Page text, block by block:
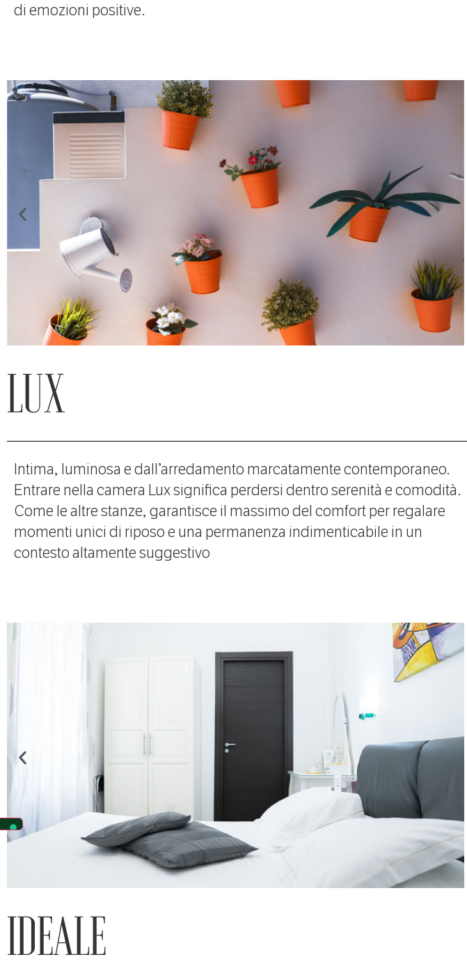
di emozioni positive.
LUX
Intima, luminosa e dall’arredamento marcatamente contemporaneo.
Entrare nella camera Lux significa perdersi dentro serenità e comodità.
Come le altre stanze, garantisce il massimo del comfort per regalare
momenti unici di riposo e una permanenza indimenticabile in un
contesto altamente suggestivo
IDEALE